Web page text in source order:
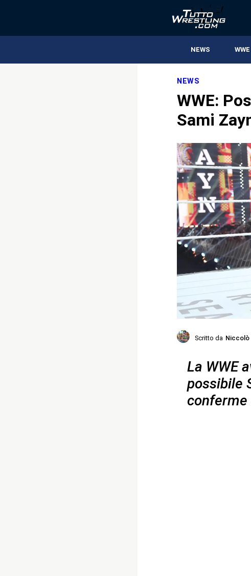
NEWS WWE
NEWS
WWE:
Sami
Scritto da Niccolò
La WWE
possibile